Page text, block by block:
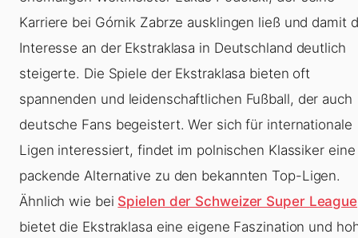
Karriere bei Górnik Zabrze ausklingen ließ und damit
Interesse an der Ekstraklasa in Deutschland deutlich
steigerte. Die Spiele der Ekstraklasa bieten oft
spannenden und leidenschaftlichen Fußball, der auch
deutsche Fans begeistert. Wer sich für internationale
Ligen interessiert, findet im polnischen Klassiker eine
packende Alternative zu den bekannten Top-Ligen.
Ähnlich wie bei Spielen der Schweizer Super League
bietet die Ekstraklasa eine eigene Faszination und